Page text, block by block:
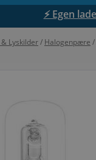
⚡ Egen
Lyskilder/ Halogenpære /